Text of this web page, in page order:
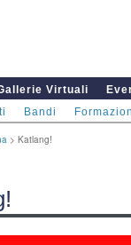
Virtuali
Bandi
> Katlang!